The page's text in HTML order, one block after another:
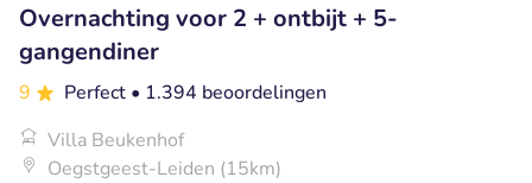
Overnachting voor 2 + ontbijt + 5-
gangendiner
9 Perfect • 1.394 beoordelingen
Villa Beukenhof
Oegstgeest-Leiden (15km)